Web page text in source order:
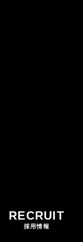
RECRUIT
採用情報